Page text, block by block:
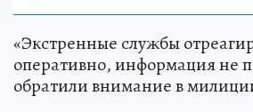
«Экстренные службы
оперативно, информация не
обратили внимание в